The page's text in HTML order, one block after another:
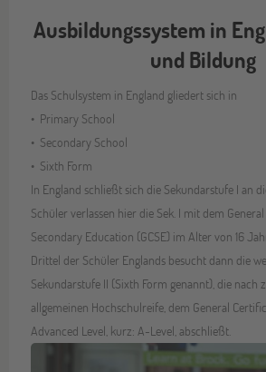
Ausbildungssystem in
und Bildung
Das Schulsystem in England gliedert sich in
Primary School
Secondary School
Sixth Form
In England schließt sich die Sekundarstufe I an
Schüler verlassen hier die Sek. I mit dem
Secondary Education (GCSE) im Alter von 16
Drittel der Schüler Englands besucht dann die
Sekundarstufe II (Sixth Form genannt), die nach
allgemeinen Hochschulreife, dem General
Advanced Level, kurz: A-Level, abschließt.